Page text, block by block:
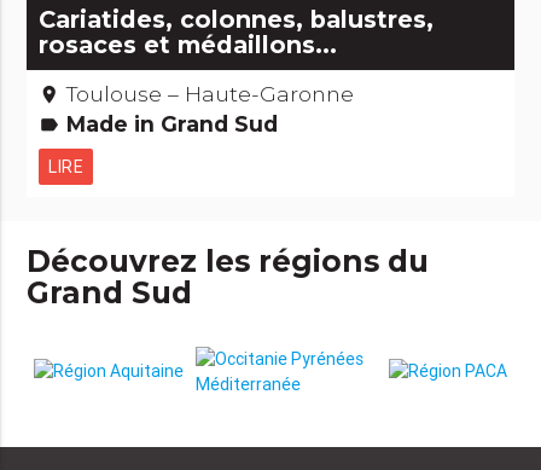
Cariatides, colonnes, balustres,
rosaces et médaillons...
place Toulouse – Haute-Garonne
label Made in Grand Sud
LIRE
Découvrez les régions du
Grand Sud